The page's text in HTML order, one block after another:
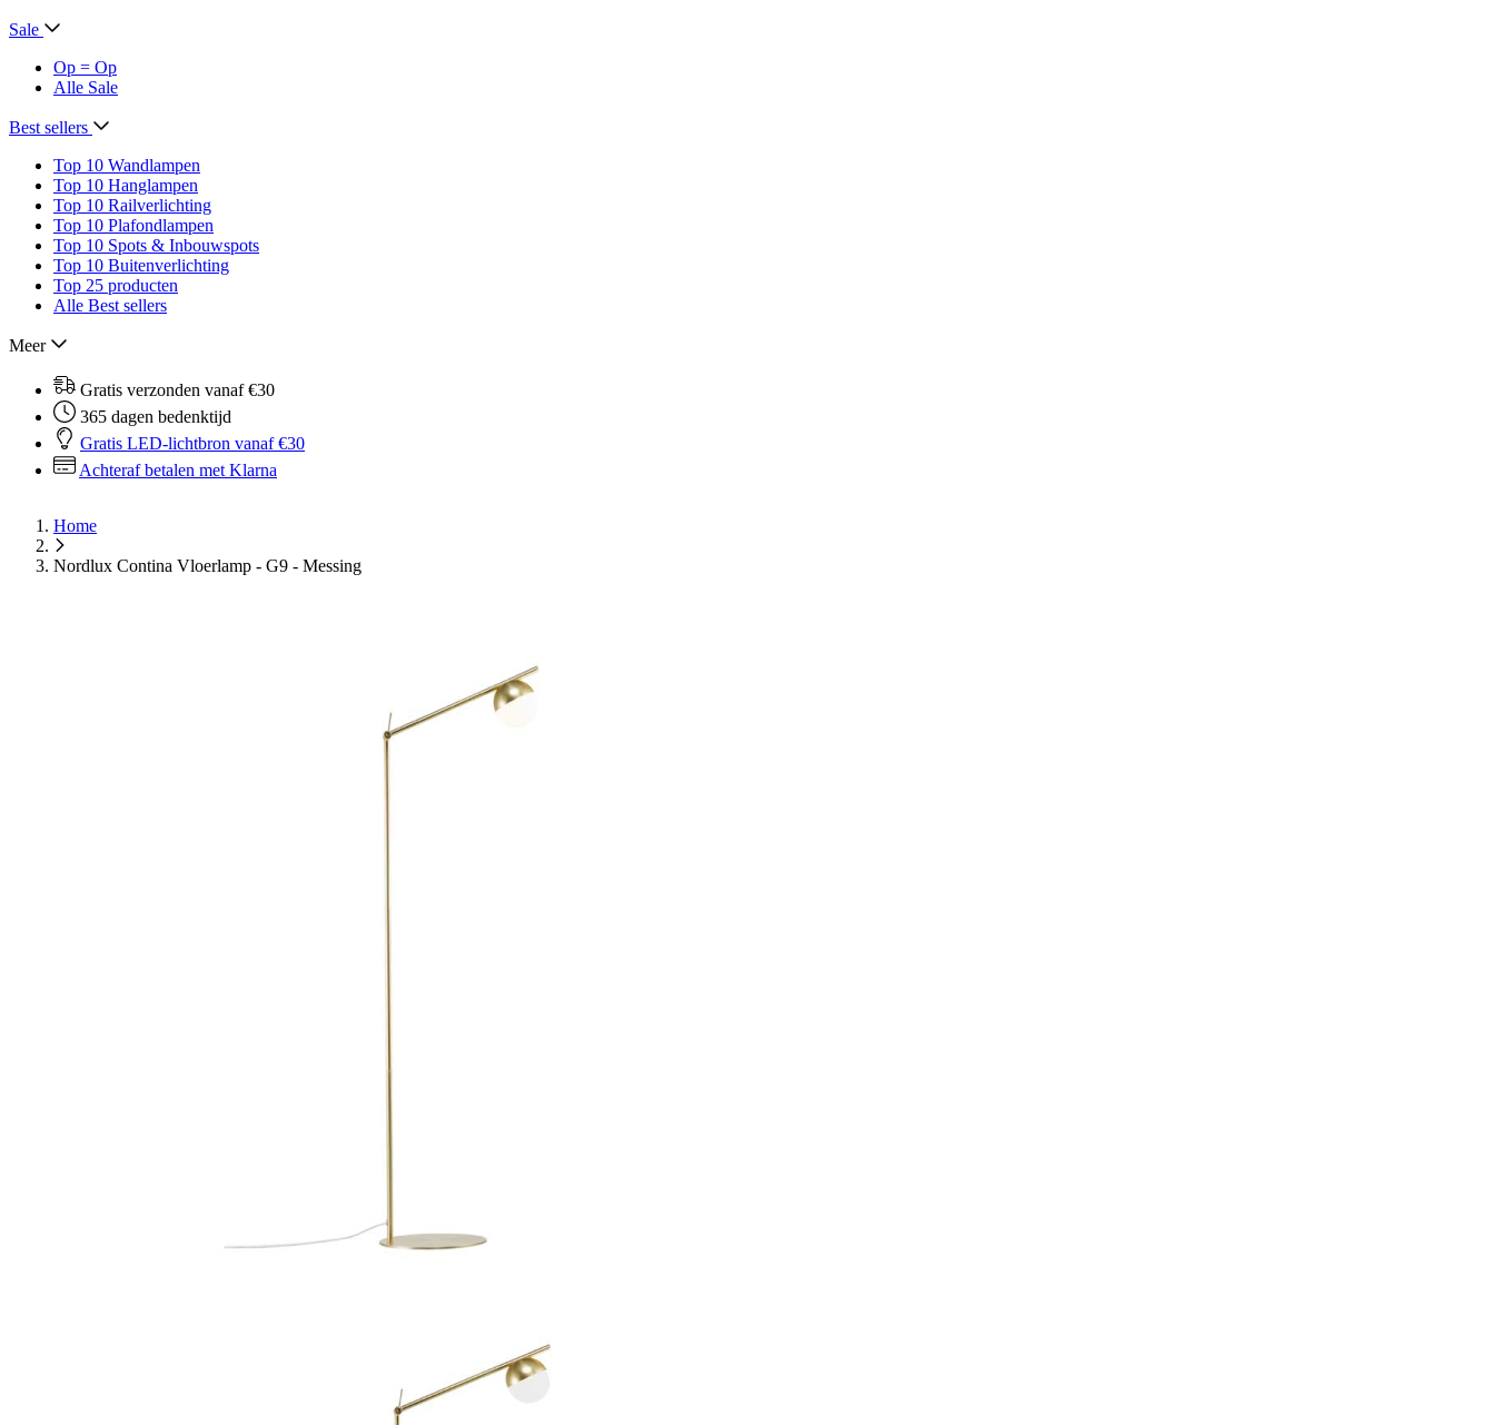
Sale
Op = Op
Alle Sale
Best sellers
Top 10 Wandlampen
Top 10 Hanglampen
Top 10 Railverlichting
Top 10 Plafondlampen
Top 10 Spots & Inbouwspots
Top 10 Buitenverlichting
Top 25 producten
Alle Best sellers
Meer
Gratis verzonden vanaf €30
365 dagen bedenktijd
Gratis LED-lichtbron vanaf €30
Achteraf betalen met Klarna
Home
Nordlux Contina Vloerlamp - G9 - Messing